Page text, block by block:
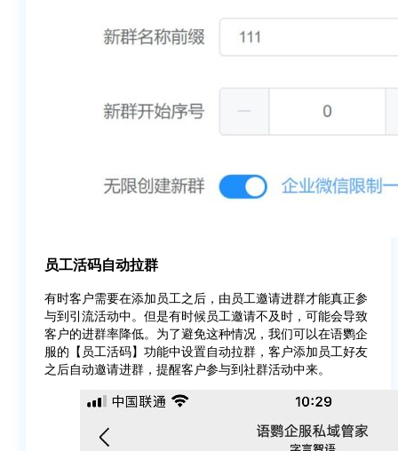
员工活码自动拉群
有时客户需要在添加员工之后，由员工邀请进群才能真正参
与到引流活动中。但是有时候员工邀请不及时，可能会导致
客户的进群率降低。为了避免这种情况，我们可以在语鹦企
服的【员工活码】功能中设置自动拉群，客户添加员工好友
之后自动邀请进群，提醒客户参与到社群活动中来。